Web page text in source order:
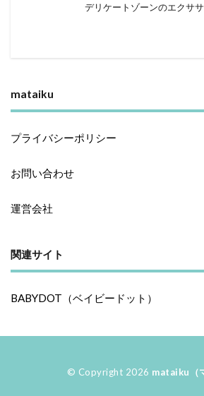
デリケートゾーンのエクササ
mataiku
プライバシーポリシー
お問い合わせ
運営会社
関連サイト
BABYDOT（ベイビードット）
© Copyright 2026 mataiku（